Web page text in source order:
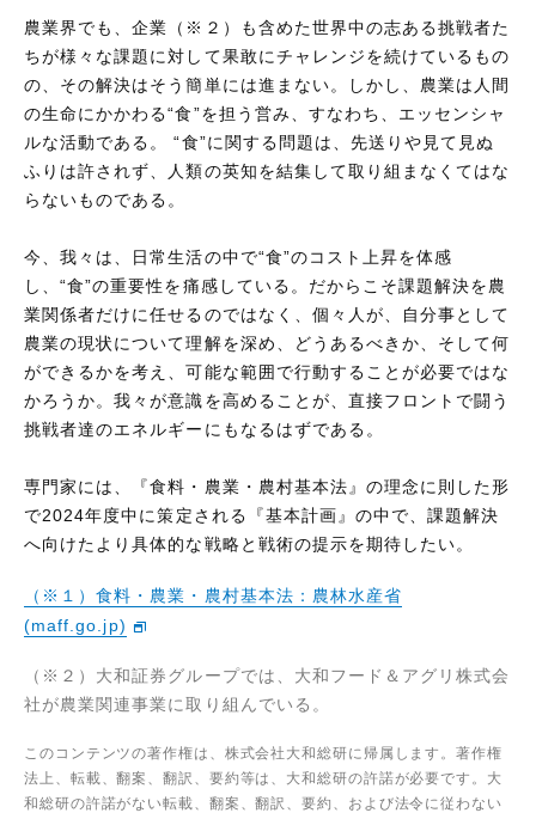
農業界でも、企業（※２）も含めた世界中の志ある挑戦者た
ちが様々な課題に対して果敢にチャレンジを続けているもの
の、その解決はそう簡単には進まない。しかし、農業は人間
の生命にかかわる“食”を担う営み、すなわち、エッセンシャ
ルな活動である。 “食”に関する問題は、先送りや見て見ぬ
ふりは許されず、人類の英知を結集して取り組まなくてはな
らないものである。
今、我々は、日常生活の中で“食”のコスト上昇を体感
し、“食”の重要性を痛感している。だからこそ課題解決を農
業関係者だけに任せるのではなく、個々人が、自分事として
農業の現状について理解を深め、どうあるべきか、そして何
ができるかを考え、可能な範囲で行動することが必要ではな
かろうか。我々が意識を高めることが、直接フロントで闘う
挑戦者達のエネルギーにもなるはずである。
専門家には、『食料・農業・農村基本法』の理念に則した形
で2024年度中に策定される『基本計画』の中で、課題解決
へ向けたより具体的な戦略と戦術の提示を期待したい。
（※１）食料・農業・農村基本法：農林水産省
(maff.go.jp)
（※２）大和証券グループでは、大和フード＆アグリ株式会
社が農業関連事業に取り組んでいる。
このコンテンツの著作権は、株式会社大和総研に帰属します。著作権
法上、転載、翻案、翻訳、要約等は、大和総研の許諾が必要です。大
和総研の許諾がない転載、翻案、翻訳、要約、および法令に従わない